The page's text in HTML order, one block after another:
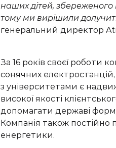
наших дітей, збереженого
тому ми вирішили
генеральний директор
За 16 років своєї роботи
сонячних електростанцій
з університетами є
високої якості
допомагати державі
Компанія також постійно
енергетики.